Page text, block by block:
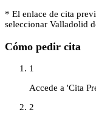
* El enlace de cita
seleccionar Valladolid
Cómo pedir cita
1
Accede a 'Cita
2